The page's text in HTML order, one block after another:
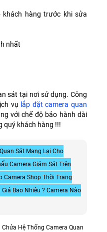
khách hàng trước khi sửa
nhất
sát tại nơi sử dụng. Công
vụ lắp đặt camera quan
với chế độ bảo hành dài
quý khách hàng !!!
Sát Mang Lại Cho
Camera Giám Sát Trên
Camera Shop Thời Trang
Bao Nhiêu ? Camera Nào
Hệ Thống Camera Quan